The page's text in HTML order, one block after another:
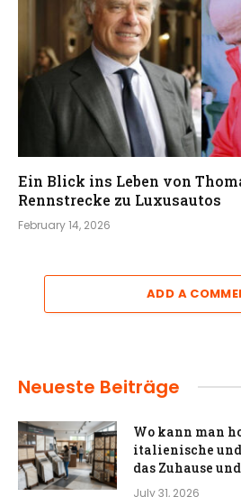
Ein Blick ins Leben von
Rennstrecke zu Luxusautos
February 14, 2026
ADD A
Neueste Beiträge
Wo kann man
italienische
das Zuhause
July 31, 2026